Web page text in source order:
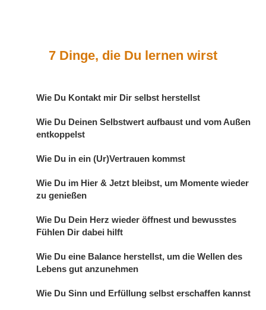
7 Dinge, die Du lernen wirst
Wie Du Kontakt mir Dir selbst herstellst
Wie Du Deinen Selbstwert aufbaust und vom Außen
entkoppelst
Wie Du in ein (Ur)Vertrauen kommst
Wie Du im Hier & Jetzt bleibst, um Momente wieder
zu genießen
Wie Du Dein Herz wieder öffnest und bewusstes
Fühlen Dir dabei hilft
Wie Du eine Balance herstellst, um die Wellen des
Lebens gut anzunehmen
Wie Du Sinn und Erfüllung selbst erschaffen kannst